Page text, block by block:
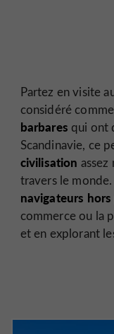
Partez en visite
considéré
barbares qui ont
Scandinavie, ce
civilisation
travers le
navigateurs
commerce ou la
et en explorant